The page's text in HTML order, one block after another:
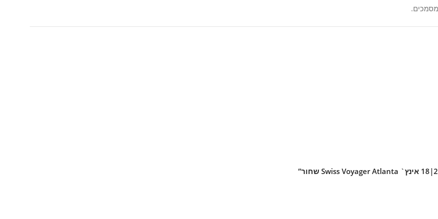
מוצלח בין משקל, נפח, הגנה וניידות – ובכך מעניק תמורה גבוהה למחיר.
לארוז מסודר וחכם.